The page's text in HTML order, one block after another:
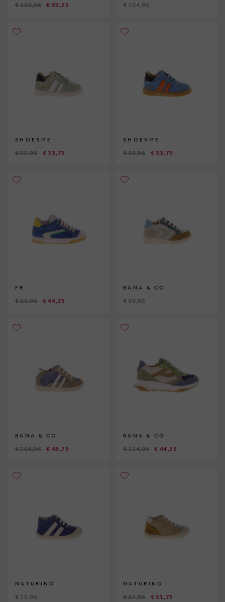
€ 129,95 € 59,25 € 104,95
SHOESME
€ 69,95 € 33,75
SHOESME
€ 69,95 € 33,75
FR
€ 99,95 € 44,25
BANA & CO
€ 99,95
BANA & CO
€ 104,95 € 48,75
BANA & CO
€ 114,95 € 44,25
NATURINO
€ 79,95
NATURINO
€ 87,95 € 51,75